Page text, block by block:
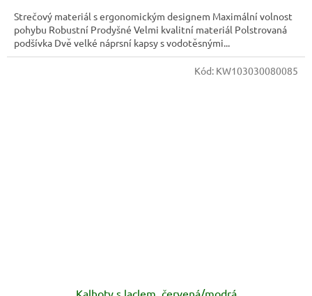
Strečový materiál s ergonomickým designem Maximální volnost
pohybu Robustní Prodyšné Velmi kvalitní materiál Polstrovaná
podšívka Dvě velké náprsní kapsy s vodotěsnými...
Kód: KW103030080085